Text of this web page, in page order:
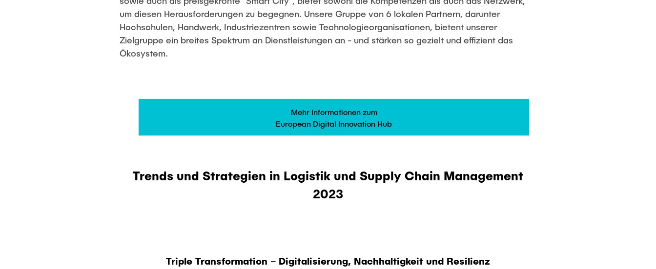
um diesen Herausforderungen zu begegnen. Unsere Gruppe von 6 lokalen Partnern, darunter
Hochschulen, Handwerk, Industriezentren sowie Technologieorganisationen, bietent unserer
Zielgruppe ein breites Spektrum an Dienstleistungen an - und stärken so gezielt und effizient das
Ökosystem.
Mehr Informationen zum
European Digital Innovation Hub
Trends und Strategien in Logistik und Supply Chain Management
2023
Triple Transformation – Digitalisierung, Nachhaltigkeit und Resilienz